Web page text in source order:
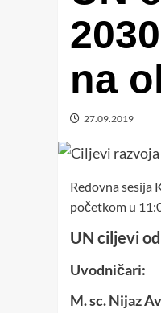
na
27.09.2019
Redovna sesija
početkom u
UN ciljevi
Uvodničari:
M. sc.Nijaz